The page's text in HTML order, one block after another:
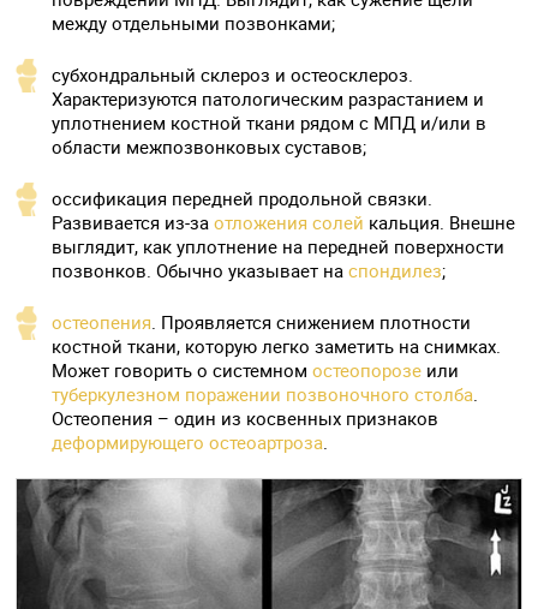
между отдельными позвонками;
субхондральный склероз и остеосклероз.
Характеризуются патологическим разрастанием и
уплотнением костной ткани рядом с МПД и/или в
области межпозвонковых суставов;
оссификация передней продольной связки.
Развивается из-заотложения солей кальция. Внешне
выглядит, как уплотнение на передней поверхности
позвонков. Обычно указывает наспондилез;
остеопения . Проявляется снижением плотности
костной ткани, которую легко заметить на снимках.
Может говорить о системномостеопорозе или
туберкулезном поражении позвоночного столба
Остеопения – один из косвенных признаков
деформирующего остеоартроза